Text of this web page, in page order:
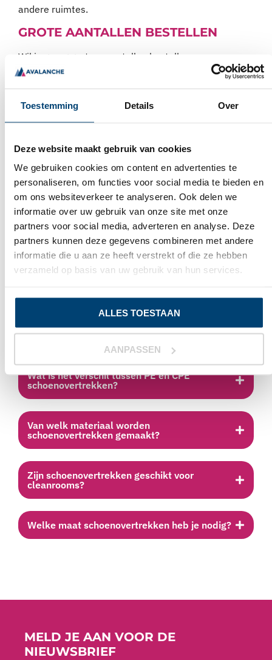
Toestemming Details Over
Deze website maakt gebruik van cookies
We gebruiken cookies om content en advertenties te
personaliseren, om functies voor social media te bieden en
om ons websiteverkeer te analyseren. Ook delen we
informatie over uw gebruik van onze site met onze
partners voor social media, adverteren en analyse. Deze
partners kunnen deze gegevens combineren met andere
informatie die u aan ze heeft verstrekt of die ze hebben
verzameld op basis van uw gebruik van hun services.
ALLES TOESTAAN
AANPASSEN
andere ruimtes.
GROTE AANTALLEN BESTELLEN
Wil je graag grotere aantallen bestellen voor een
bedrijf? Uiteraard is dit ook mogelijk bij ons. Wij
vele bedrijven. Je kunt ons mailen:
Heb je een keuze kunnen maken uit ons assortiment
schoenovertrekken? Bestel deze dan direct, zodat je
zo snel mogelijk thuis hebt. De minimale afname
hiervoor is 2.000 stuks. Het is ook mogelijk om grote
aantallen te bestellen, bijvoorbeeld voor een bedrijf
of afdeling. Wil je graag meer informatie ontvangen
over onze producten? Neem dan gerustcontact op
met ons. Wij helpen je graag verder!
Kunnen schoenovertrekken gebruikt worden
in de voedingsindustrie?
Wat is het verschil tussen PE en CPE
schoenovertrekken?
Van welk materiaal worden
schoenovertrekken gemaakt?
Zijn schoenovertrekken geschikt voor
cleanrooms?
Welke maat schoenovertrekken heb je nodig?
MELD JE AAN VOOR DE
NIEUWSBRIEF